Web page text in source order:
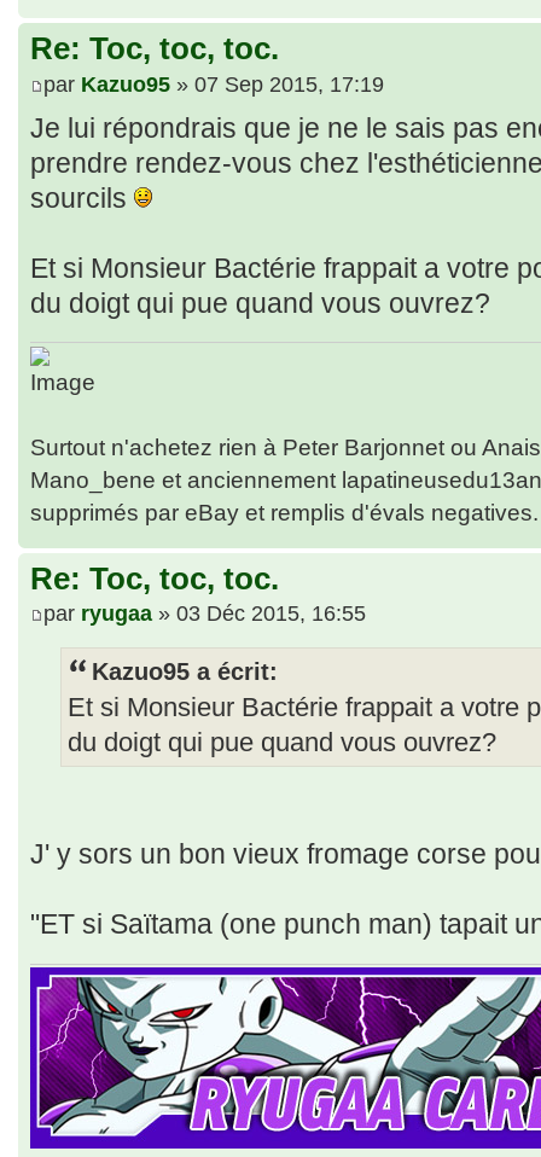
Re: Toc, toc, toc.
par Kazuo95 » 07 Sep 2015, 17:19
Je lui répondrais que je ne le sais pas
prendre rendez-vous chez
sourcils
Et si Monsieur Bactérie frappait a votre
du doigt qui pue quand vous ouvrez?
Surtout n'achetez rien à Peter Barjonnet ou
Mano_bene et anciennement
supprimés par eBay et remplis d'évals
Re: Toc, toc, toc.
par ryugaa » 03 Déc 2015, 16:55
Kazuo95 a écrit:
Et si Monsieur Bactérie frappait a votre
du doigt qui pue quand vous ouvrez?
J' y sors un bon vieux fromage corse
"ET si Saïtama (one punch man) tapait